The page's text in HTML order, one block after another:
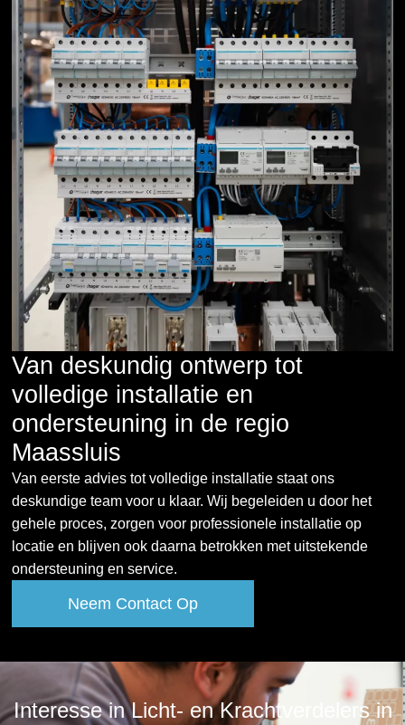
Van deskundig ontwerp tot
volledige installatie en
ondersteuning in de regio
Maassluis
Van eerste advies tot volledige installatie staat ons
deskundige team voor u klaar. Wij begeleiden u door het
gehele proces, zorgen voor professionele installatie op
locatie en blijven ook daarna betrokken met uitstekende
ondersteuning en service.
Neem Contact Op
Interesse in Licht- en Krachtverdelers in